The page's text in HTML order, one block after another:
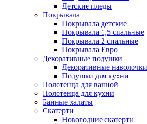
Детские пледы
Покрывала
Покрывала детские
Покрывала 1,5 спальные
Покрывала 2 спальные
Покрывала Евро
Декоративные подушки
Декоративные наволочки
Подушки для кухни
Полотенца для ванной
Полотенца для кухни
Банные халаты
Скатерти
Новогодние скатерти